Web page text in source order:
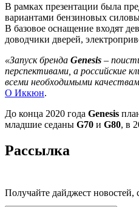
В рамках презентации была
вариантами бензиновых
В базовое оснащение входят
доводчики дверей,
«Запуск бренда Genesis –
перспективами, а российские
всеми необходимыми
О Иккюн.
До конца 2020 года Genesis
младшие седаны G70 и G80, в
Рассылка
Получайте дайджест